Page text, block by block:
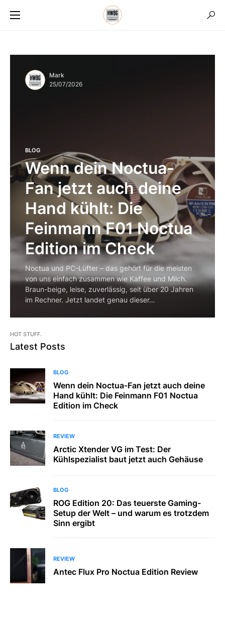
Mark
25/07/2026
BLOG
Wenn dein Noctua-
Fan jetzt auch deine
Hand kühlt: Die
Feinmann F01 Noctua
Edition im Check
Noctua und PC-Lüfter – das gehört für die meisten
von uns einfach zusammen wie Kaffee und Milch.
Braun-beige, leise, zuverlässig, seit über 20 Jahren
im Rechner. Jetzt landet genau dieser…
HOT STUFF.
Latest Posts
BLOG
Wenn dein Noctua-Fan jetzt auch deine
Hand kühlt: Die Feinmann F01 Noctua
Edition im Check
REVIEW
Arctic Xtender VG im Test: Der
Kühlspezialist baut jetzt auch Gehäuse
BLOG
ROG Edition 20: Das teuerste Gaming-
Setup der Welt – und warum es trotzdem
Sinn ergibt
REVIEW
Antec Flux Pro Noctua Edition Review